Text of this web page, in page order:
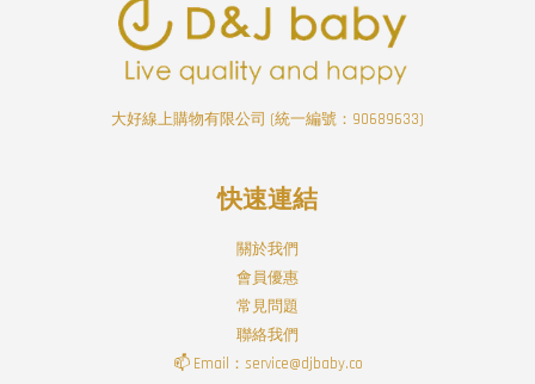
大好線上購物有限公司 (統一編號：90689633)
快速連結
關於我們
會員優惠
常見問題
聯絡我們
📫 Email：service@djbaby.co